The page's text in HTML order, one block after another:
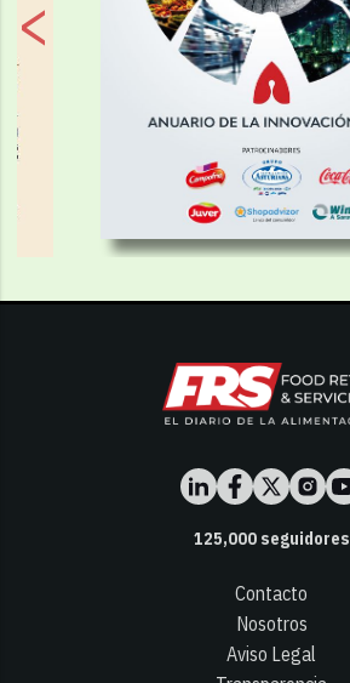
125,000seguidores
Contacto
Nosotros
Aviso Legal